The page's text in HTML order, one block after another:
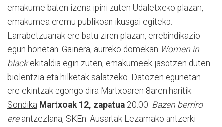
emakume baten izena ipini zuten Udaletxeko plazan,
emakumea eremu publikoan ikusgai egiteko.
Larrabetzuarrak ere batu ziren plazan, errebindikazio
egun honetan. Gainera, aurreko domekan Women in
blackekitaldia egin zuten, emakumeek jasotzen duten
biolentzia eta hilketak salatzeko. Datozen egunetan
ere ekintzak egongo dira Martxoaren 8aren haritik.
Sondika Martxoak 12, zapatua 20:00: Bazen berriro
ereantzezlana, SKEn. Ausartak Lezamako antzerki